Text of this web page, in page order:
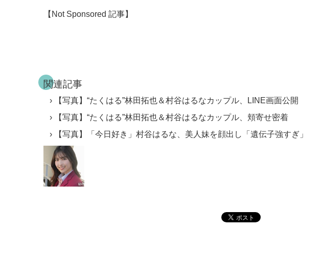
【Not Sponsored 記事】
関連記事
【写真】“たくはる”林田拓也＆村谷はるなカップル、LINE画面公開
【写真】“たくはる”林田拓也＆村谷はるなカップル、頬寄せ密着
【写真】「今日好き」村谷はるな、美人妹を顔出し「遺伝子強すぎ」